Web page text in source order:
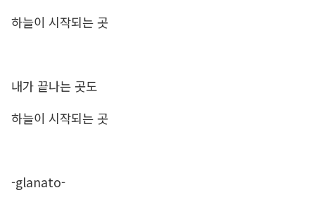
하늘이 시작되는 곳
내가 끝나는 곳도
하늘이 시작되는 곳
-glanato-